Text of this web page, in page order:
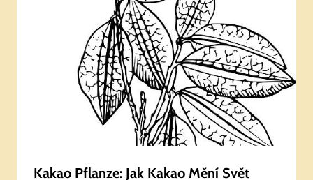
Kakao Pflanze: Jak Kakao Mění Svět